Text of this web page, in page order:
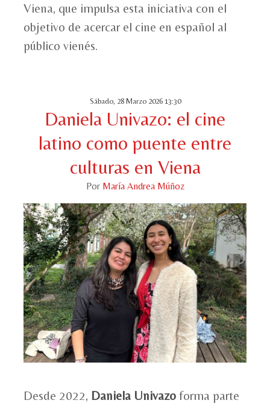
Viena, que impulsa esta iniciativa con el
objetivo de acercar el cine en español al
público vienés.
Sábado, 28 Marzo 2026 13:30
Daniela Univazo: el cine
latino como puente entre
culturas en Viena
Por María Andrea Múñoz
Desde 2022, Daniela Univazo forma parte